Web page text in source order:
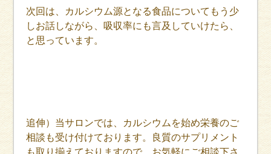
次回は、カルシウム源となる食品についてもう少
しお話しながら、吸収率にも言及していけたら、
と思っています。
追伸）当サロンでは、カルシウムを始め栄養のご
相談も受け付けております。良質のサプリメント